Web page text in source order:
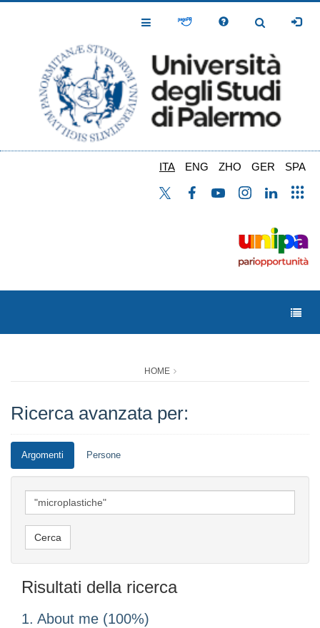
Toggle
Toggle
ITA ENG ZHO GER SPA
HOME
Ricerca avanzata per:
Argomenti Persone
Risultati della ricerca
1. About me (100%)